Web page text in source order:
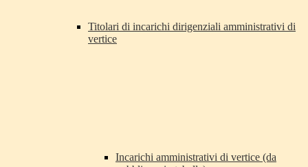
Titolari di incarichi dirigenziali amministrativi di
vertice
Incarichi amministrativi di vertice (da